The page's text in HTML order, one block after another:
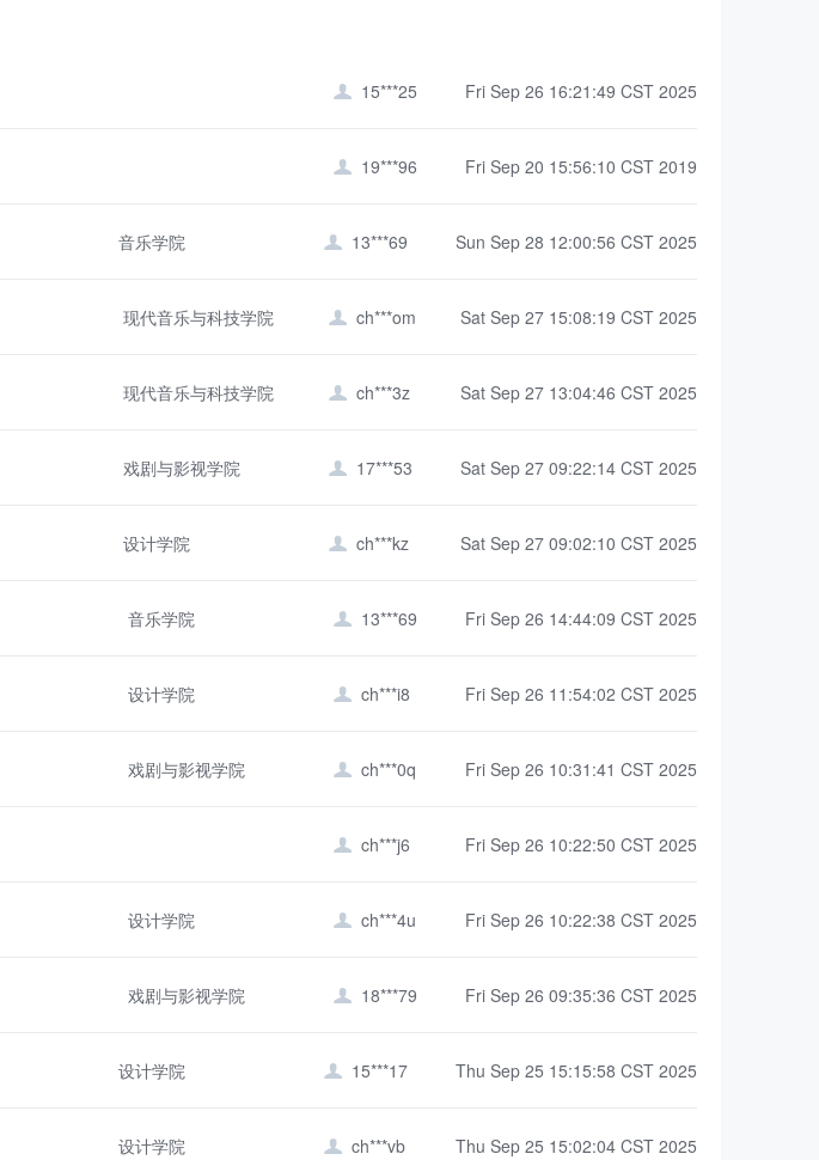
 15***25 Fri Sep 26 16:21:49 CST 2025
 19***96 Fri Sep 20 15:56:10 CST 2019
音乐学院  13***69 Sun Sep 28 12:00:56 CST 2025
现代音乐与科技学院  ch***om Sat Sep 27 15:08:19 CST 2025
现代音乐与科技学院  ch***3z Sat Sep 27 13:04:46 CST 2025
戏剧与影视学院  17***53 Sat Sep 27 09:22:14 CST 2025
设计学院  ch***kz Sat Sep 27 09:02:10 CST 2025
音乐学院  13***69 Fri Sep 26 14:44:09 CST 2025
设计学院  ch***i8 Fri Sep 26 11:54:02 CST 2025
戏剧与影视学院  ch***0q Fri Sep 26 10:31:41 CST 2025
 ch***j6 Fri Sep 26 10:22:50 CST 2025
设计学院  ch***4u Fri Sep 26 10:22:38 CST 2025
戏剧与影视学院  18***79 Fri Sep 26 09:35:36 CST 2025
设计学院  15***17 Thu Sep 25 15:15:58 CST 2025
设计学院  ch***vb Thu Sep 25 15:02:04 CST 2025